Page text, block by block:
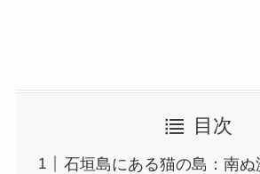
目次
石垣島にある猫の島：南ぬ